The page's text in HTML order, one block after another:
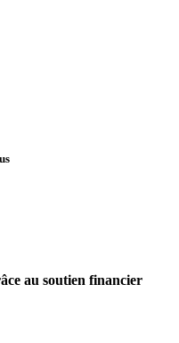
au soutien financier